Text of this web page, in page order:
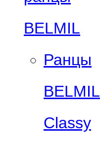
BELMIL
Ранцы
BELMIL
Classy